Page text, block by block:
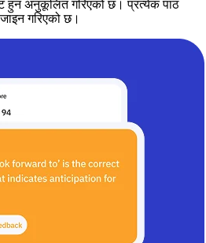
हुन अनुकूलित गरिएको छ। प्रत्येक पाठ
गरिएको छ।